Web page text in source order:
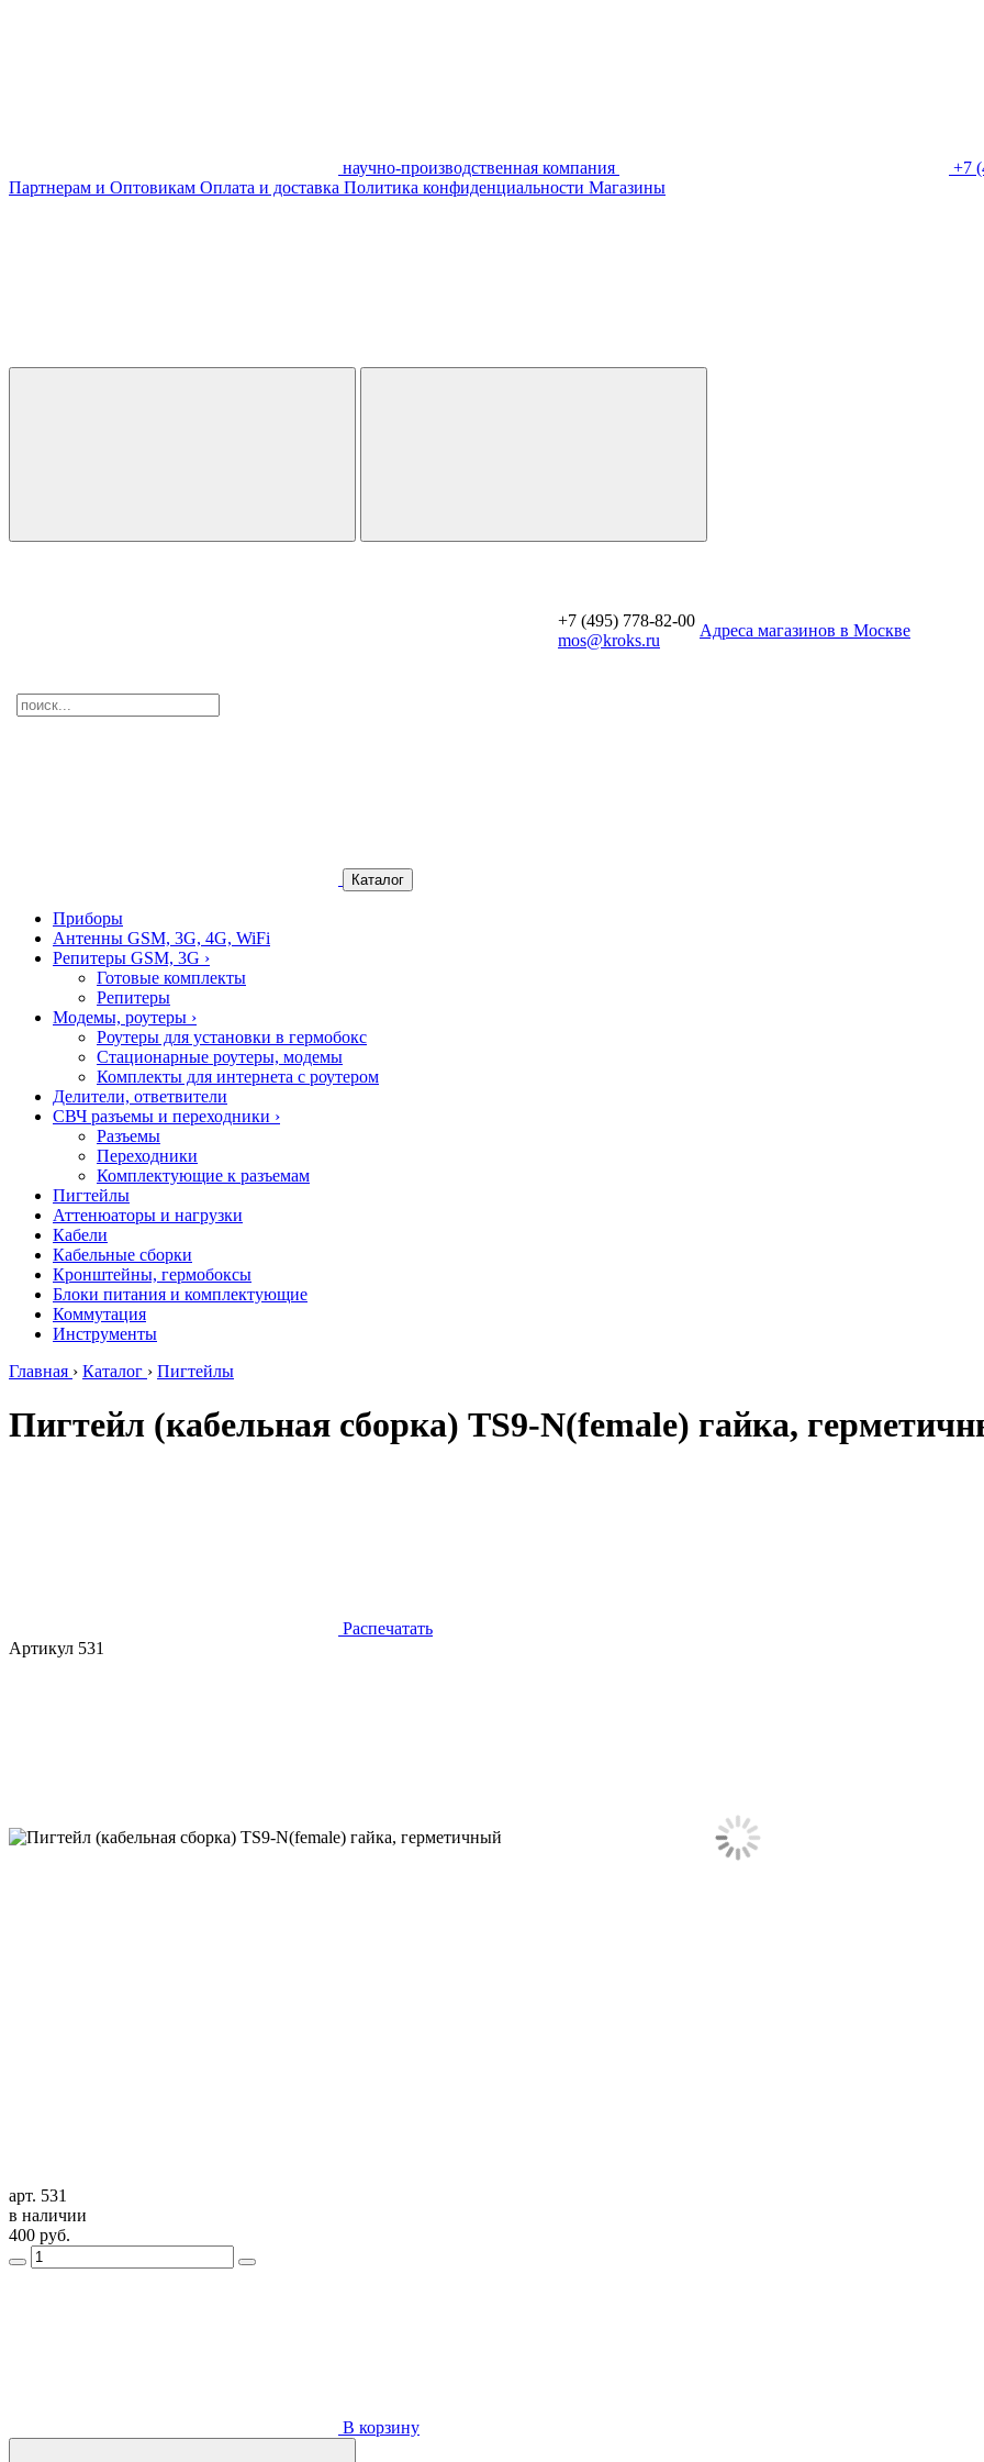
научно-производственная компания
+7
Партнерам и Оптовикам Оплата и доставка Политика конфиденциальности Магазины
+7 (495) 778-82-00
mos@kroks.ru
Aдреса магазинов в Москве
Каталог
Приборы
Антенны GSM, 3G, 4G, WiFi
Репитеры GSM, 3G ›
Готовые комплекты
Репитеры
Модемы, роутеры ›
Роутеры для установки в гермобокс
Стационарные роутеры, модемы
Комплекты для интернета с роутером
Делители, ответвители
СВЧ разъемы и переходники ›
Разъемы
Переходники
Комплектующие к разъемам
Пигтейлы
Аттенюаторы и нагрузки
Кабели
Кабельные сборки
Кронштейны, гермобоксы
Блоки питания и комплектующие
Коммутация
Инструменты
Главная › Каталог › Пигтейлы
Пигтейл (кабельная сборка) TS9-N(female) гайка,
Распечатать
Артикул 531
арт. 531
в наличии
400 руб.
В корзину